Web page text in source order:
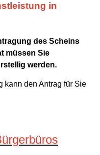
in
des Scheins
müssen Sie
werden.
kann den Antrag für Sie